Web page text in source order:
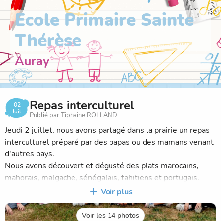
Ecole Primaire Sainte
Thérèse
Auray
02
Juil.
Repas interculturel
Publié par Tiphaine ROLLAND
Jeudi 2 juillet, nous avons partagé dans la prairie un repas
interculturel préparé par des papas ou des mamans venant
d'autres pays.
Nous avons découvert et dégusté des plats marocains,
mahorais, malgache, sénégalais, tahitiens et portugais.
Un grand merci aux parents qui ont contribué à ce repas
festif.
Voir plus
Voir les 14 photos